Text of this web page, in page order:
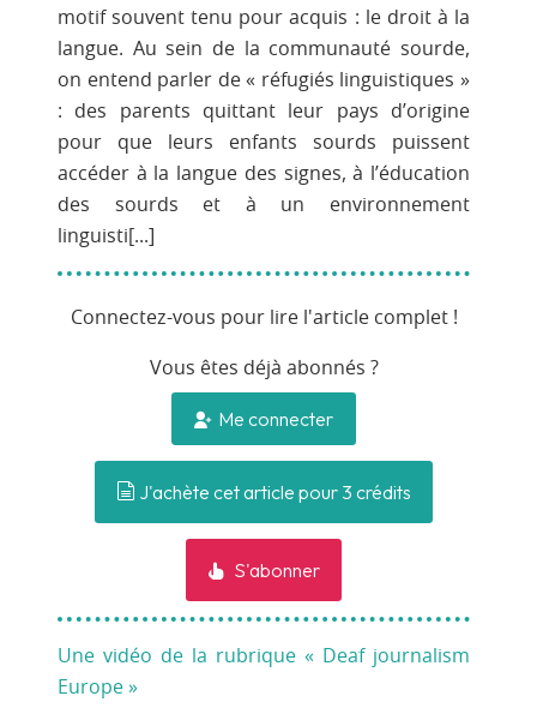
motif souvent tenu pour acquis : le droit à la
langue. Au sein de la communauté sourde,
on entend parler de « réfugiés linguistiques »
: des parents quittant leur pays d’origine
pour que leurs enfants sourds puissent
accéder à la langue des signes, à l’éducation
des sourds et à un environnement
linguisti[...]
Connectez-vous pour lire l'article complet !
Vous êtes déjà abonnés ?
Me connecter
J'achète cet article pour 3 crédits
S'abonner
Une vidéo de la rubrique « Deaf journalism
Europe »